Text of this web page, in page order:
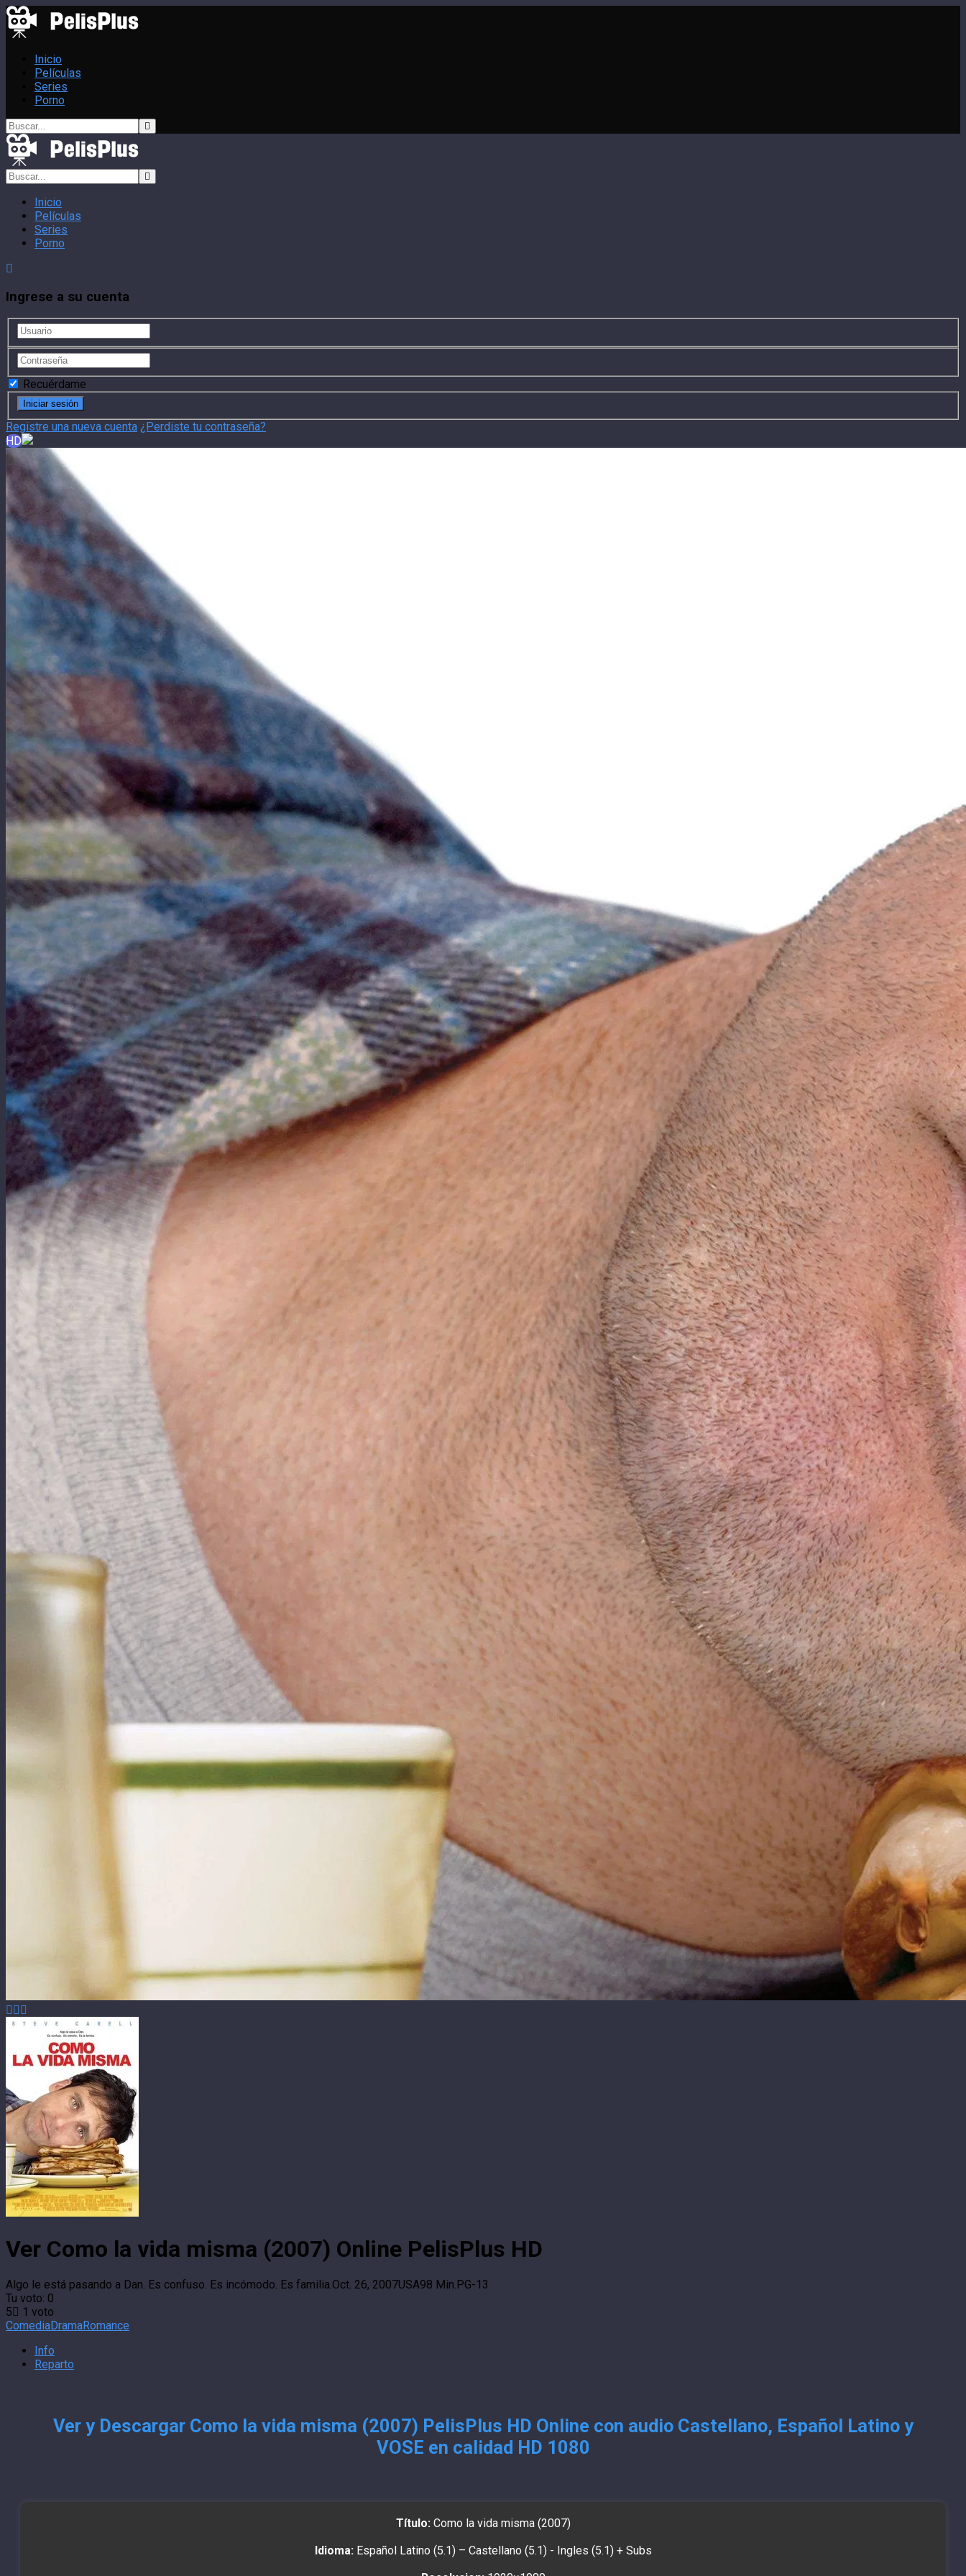
Inicio
Películas
Series
Porno
Inicio
Películas
Series
Porno
Ingrese a su cuenta
Recuérdame
Registre una nueva cuenta ¿Perdiste tu contraseña?
HD
Ver Como la vida misma (2007) Online PelisPlus HD
Algo le está pasando a Dan. Es confuso. Es incómodo. Es familia.Oct. 26, 2007USA98 Min.PG-13
Tu voto: 0
5
1 voto
ComediaDramaRomance
Info
Reparto
Ver y Descargar Como la vida misma (2007) PelisPlus HD Online con audio Castellano, Español Latino y
VOSE en calidad HD 1080
Título: Como la vida misma (2007)
Idioma: Español Latino (5.1) – Castellano (5.1) - Ingles (5.1) + Subs